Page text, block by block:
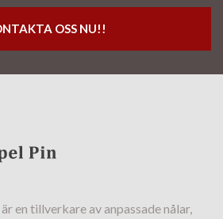
OSS NU!!
en tillverkare av anpassade nålar,